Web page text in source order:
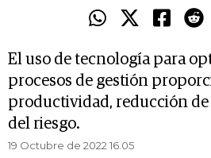
El uso de tecnología para
procesos de gestión
productividad, reducción
del riesgo.
19 Octubre de 2022 16.05